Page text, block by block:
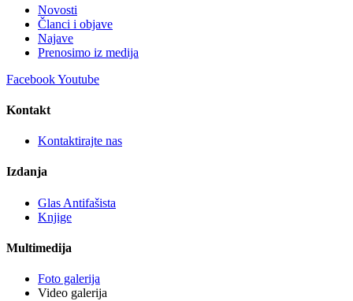
Novosti
Članci i objave
Najave
Prenosimo iz medija
FacebookYoutube
Kontakt
Kontaktirajte nas
Izdanja
Glas Antifašista
Knjige
Multimedija
Foto galerija
Video galerija